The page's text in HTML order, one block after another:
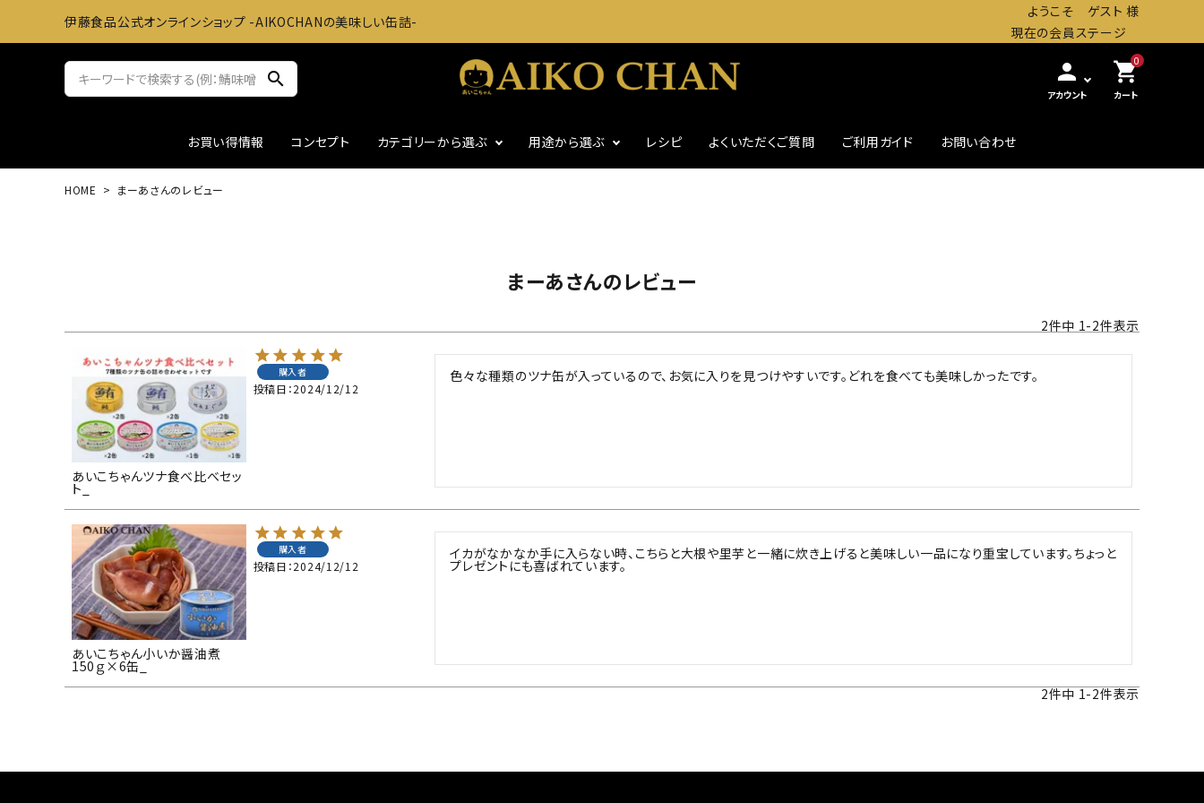
伊藤食品公式オンラインショップ -AIKOCHANの美味しい缶詰-
ようこそ ゲスト 様
現在の会員ステージ
search person
アカウント
0
shopping_cart
カート
お買い得情報 コンセプト カテゴリーから選ぶ
食塩不使用
用途から選ぶ
ギフト
レシピ よくいただくご質問 ご利用ガイド お問い合わせ
HOME まーあさんのレビュー
まーあさんのレビュー
2件中 1-2件表示
あいこちゃんツナ食べ比べセッ
ト_
購入者
投稿日 2024/12/12
色々な種類のツナ缶が入っているので、お気に入りを見つけやすいです。どれを食べても美味しかったです。
あいこちゃん小いか醤油煮
150ｇ×6缶_
購入者
投稿日 2024/12/12
イカがなかなか手に入らない時、こちらと大根や里芋と一緒に炊き上げると美味しい一品になり重宝しています。ちょっと
プレゼントにも喜ばれています。
2件中 1-2件表示